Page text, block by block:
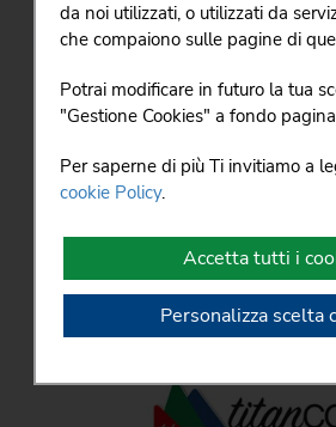
da noi utilizzati, o utilizzati da
che compaiono sulle pagine di
oppure puoi scegliere quali
rifiutare premendo il pulsante
"Rifiuta e prosegui" per
su questo sito accettando solo i
Potrai modificare in futuro la tua
"Gestione Cookies" a fondo
Per saperne di più Ti invitiamo a
cookie Policy.
Personalizza scelta
Accetta tutti i